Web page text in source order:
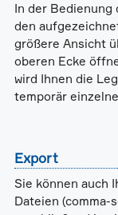
In der Bedienung
den
größere Ansicht
oberen Ecke
wird Ihnen die
temporär
Export
Sie können auch
Dateien (comma-